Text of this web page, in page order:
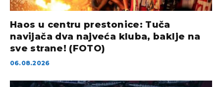
Haos u centru prestonice: Tuča
navijača dva najveća kluba, baklje na
sve strane! (FOTO)
06.08.2026